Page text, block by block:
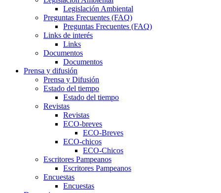
Legislación Ambiental
Preguntas Frecuentes (FAQ)
Preguntas Frecuentes (FAQ)
Links de interés
Links
Documentos
Documentos
Prensa y difusión
Prensa y Difusión
Estado del tiempo
Estado del tiempo
Revistas
Revistas
ECO-breves
ECO-Breves
ECO-chicos
ECO-Chicos
Escritores Pampeanos
Escritores Pampeanos
Encuestas
Encuestas